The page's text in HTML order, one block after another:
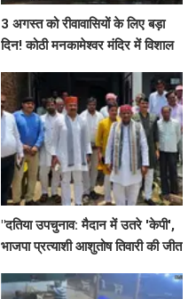
3 अगस्त को रीवावासियों के लिए बड़ा
दिन! कोठी मनकामेश्वर मंदिर में विशाल
"दतिया उपचुनाव: मैदान में उतरे 'केपी',
भाजपा प्रत्याशी आशुतोष तिवारी की जीत
जारी!"